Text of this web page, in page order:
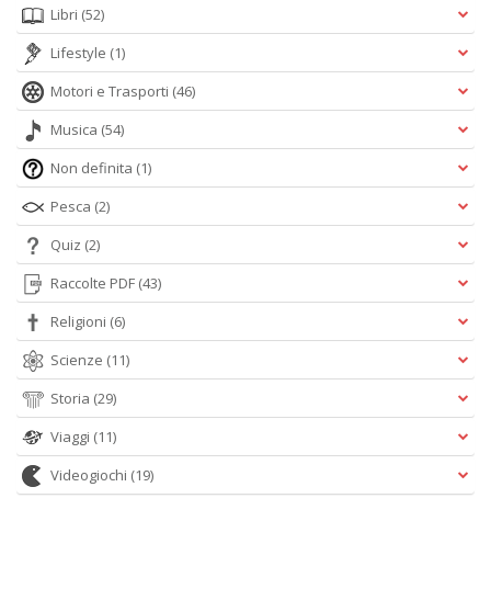
Libri (52)
Lifestyle (1)
Motori e Trasporti (46)
Musica (54)
Non definita (1)
Pesca (2)
Quiz (2)
Raccolte PDF (43)
Religioni (6)
Scienze (11)
Storia (29)
Viaggi (11)
Videogiochi (19)